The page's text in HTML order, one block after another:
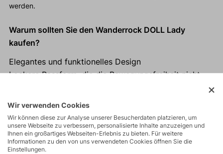
werden.
Warum sollten Sie den Wanderrock DOLL Lady
kaufen?
Elegantes und funktionelles Design
Lockere Passform, die die Bewegungsfreiheit nicht
Praktische, durchsichtige Tasche
Einfaches Aufhängen des Rocks dank der
Gürtelschlaufe an der Taille
Ideal zum Wandern und für den Alltag
Wir verwenden Cookies
Wir können diese zur Analyse unserer Besucherdaten platzieren, um
unsere Webseite zu verbessern, personalisierte Inhalte anzuzeigen und
Ihnen ein großartiges Webseiten-Erlebnis zu bieten. Für weitere
Informationen zu den von uns verwendeten Cookies öffnen Sie die
Einstellungen.